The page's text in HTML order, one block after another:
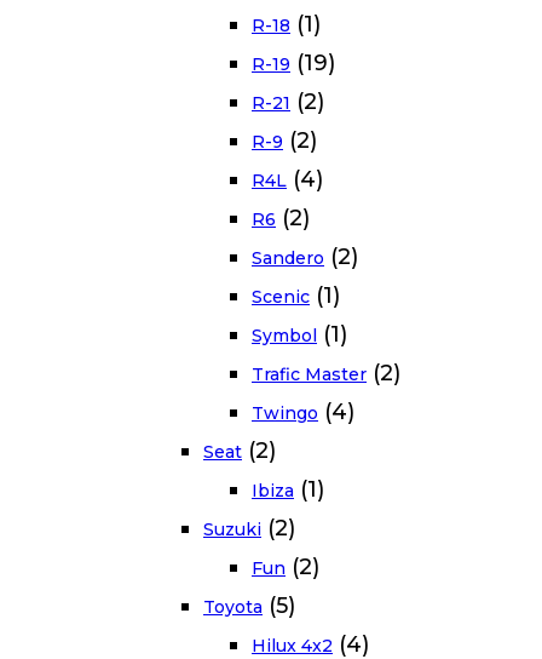
R-18 (1)
R-19 (19)
R-21 (2)
R-9 (2)
R4L (4)
R6 (2)
Sandero (2)
Scenic (1)
Symbol (1)
Trafic Master (2)
Twingo (4)
Seat (2)
Ibiza (1)
Suzuki (2)
Fun (2)
Toyota (5)
Hilux 4x2 (4)